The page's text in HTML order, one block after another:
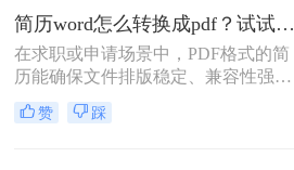
全性高的特点，成为文件归档、传阅
和打印的首选格式。然而，许多用户
仅知其一，不知其二，往往在转换过
程中遇到格式错乱、体积过大或无法
编辑等问题。
简历word怎么转换成pdf？试试这5种常用转换方法！
在求职或申请场景中，PDF格式的简
历能确保文件排版稳定、兼容性强，
避免因不同设备或软件打开导致格式
错乱。那么简历word怎么转换成pdf
赞 踩